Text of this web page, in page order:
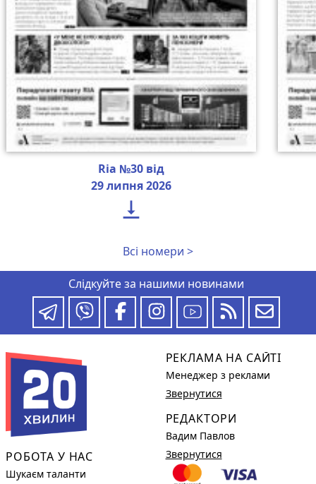
Ria №30 від
29 липня 2026

Всі номери >
Слідкуйте за нашими новинами
РОБОТА У НАС
Шукаєм таланти
РЕКЛАМА НА САЙТІ
Менеджер з реклами
Звернутися
РЕДАКТОРИ
Вадим Павлов
Звернутися